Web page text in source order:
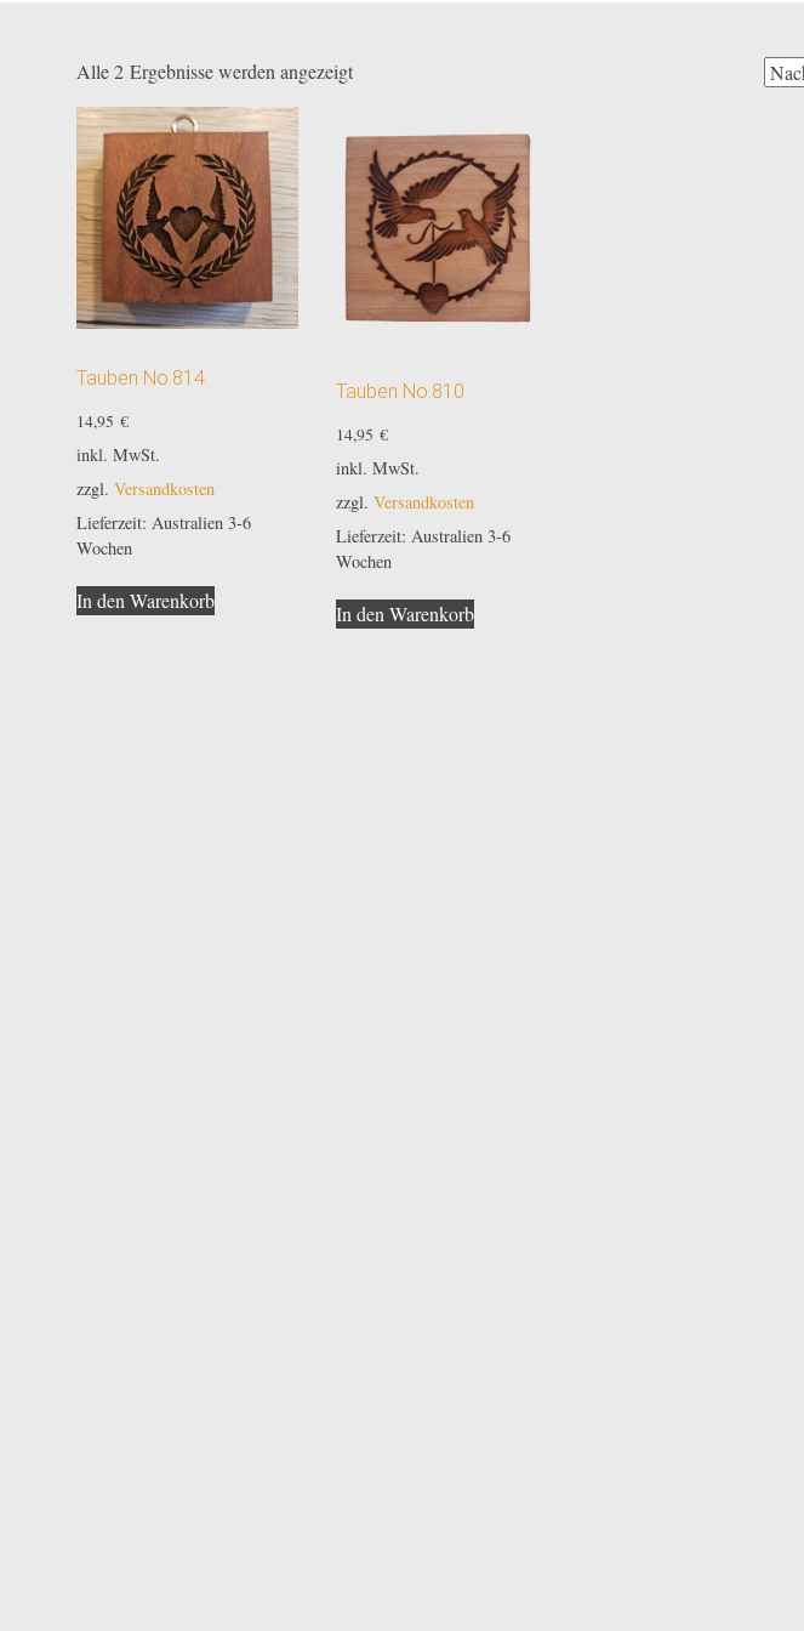
Alle 2 Ergebnisse werden angezeigtNach
Tauben No.814
14,95 €
inkl. MwSt.
zzgl. Versandkosten
Lieferzeit: Australien 3-6
Wochen
In den Warenkorb
Tauben No.810
14,95€
inkl. MwSt.
zzgl.Versandkosten
Lieferzeit: Australien 3-6
Wochen
In den Warenkorb